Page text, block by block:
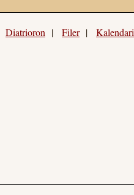
Diatrioron | Filer|